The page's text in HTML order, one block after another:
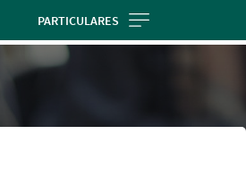
main
PARTICULARES